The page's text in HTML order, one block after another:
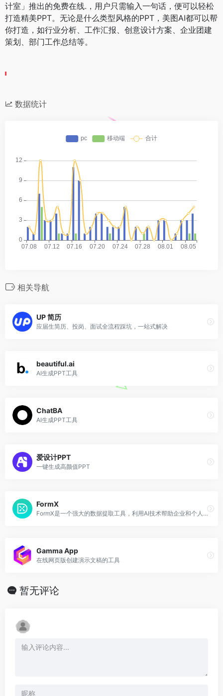
计室」推出的免费在线.，用户只需输入一句话，便可以轻松
打造精美PPT。无论是什么类型风格的PPT，美图AI都可以帮
你打造，如行业分析、工作汇报、创意设计方案、企业团建
策划、部门工作总结等。
数据统计
相关导航
UP 简历
应届生简历、投岗、面试全流程踩坑，一站式解决
beautiful.ai
AI生成PPT工具
ChatBA
AI生成PPT工具
爱设计PPT
一键生成高颜值PPT
FormX
FormX是一个强大的数据提取工具，利用AI技术帮助企业和个人轻松地从物理文档中提取结构化数据
Gamma App
在线网页版创建演示文稿的工具
暂无评论